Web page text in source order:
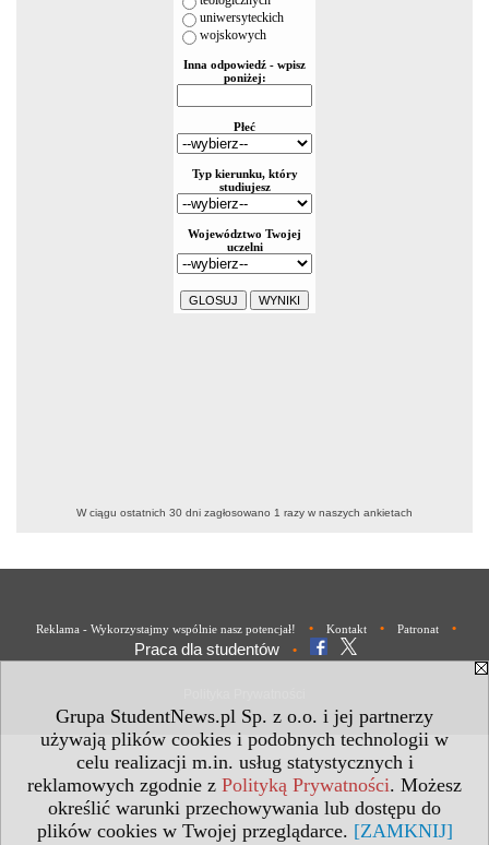
Grupa StudentNews.pl Sp. z o.o. i jej partnerzy
używają plików cookies i podobnych technologii w
celu realizacji m.in. usług statystycznych i
reklamowych zgodnie z Polityką Prywatności. Możesz
określić warunki przechowywania lub dostępu do
plików cookies w Twojej przeglądarce. [ZAMKNIJ]
W ciągu ostatnich 30 dni zagłosowano 1 razy w naszych ankietach
Reklama - Wykorzystajmy wspólnie nasz potencjał! • Kontakt • Patronat •
Praca dla studentów •